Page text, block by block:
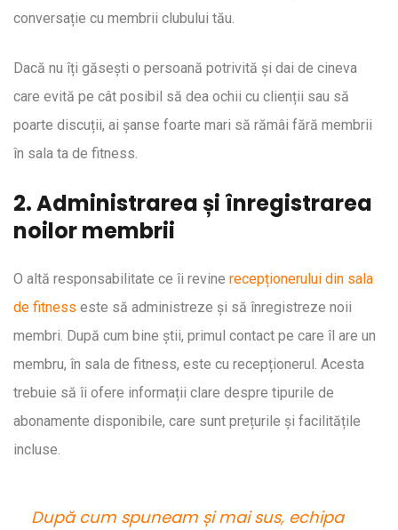
conversație cu membrii clubului tău.
Dacă nu îți găsești o persoană potrivită și dai de cineva
care evită pe cât posibil să dea ochii cu clienții sau să
poarte discuții, ai șanse foarte mari să rămâi fără membrii
în sala ta de fitness.
2. Administrarea și înregistrarea
noilor membrii
O altă responsabilitate ce îi revine recepționerului din sala
de fitness este să administreze și să înregistreze noii
membri. După cum bine știi, primul contact pe care îl are un
membru, în sala de fitness, este cu recepționerul. Acesta
trebuie să îi ofere informații clare despre tipurile de
abonamente disponibile, care sunt prețurile și facilitățile
incluse.
După cum spuneam și mai sus, echipa